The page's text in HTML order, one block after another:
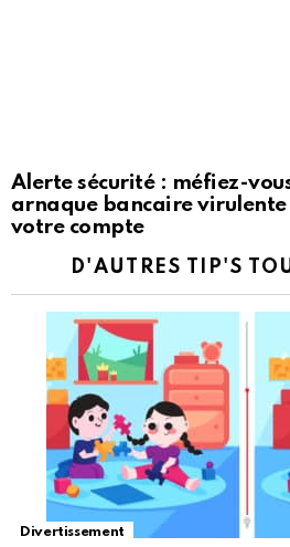
Alerte sécurité : méfiez-
arnaque bancaire
votre compte
D'AUTRES TIP'S
Divertissement